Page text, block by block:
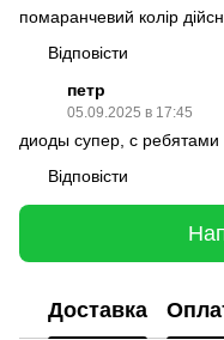
помаранчевий колір
Відповісти
петр
05.09.2025 в 17:45
диоды супер, с
Відповісти
Доставка